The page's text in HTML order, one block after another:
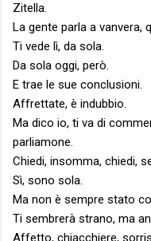
Zitella.
La gente parla a vanvera,
Ti vede lì, da sola.
Da sola oggi, però.
E trae le sue conclusioni.
Affrettate, è indubbio.
Ma dico io, ti va di
parliamone.
Chiedi, insomma, chiedi,
Sì, sono sola.
Ma non è sempre stato
Ti sembrerà strano, ma